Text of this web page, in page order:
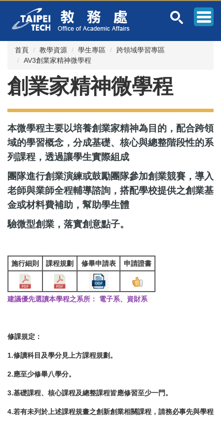
首頁 教學資源 學生專區
跨領域學習專區
AV3創業家精神微學程
創業家精神微學程
本微學程主要以培養創業家精神為目的，配合跨領
域的學習概念，分成基礎、核心與總整階段性的系
列課程，透過讓學生實際組成
團隊進行創業演練或鼓勵團隊參加創業競賽，導入
老師與業師全程輔導諮詢，搭配學校提供之創業基
金或材料費補助，幫助學生體
驗微型創業，落實創意點子。
施行細則 課程規劃 修畢申請表 申請證書
建議優先選讀本學程之系所： 電子系、資財系
修課規定：
1.修讀科目及學分見上方課程規劃。
2.應至少修畢八學分。
3.基礎課程、核心課程及總整課程皆應修習至少一門。
4.若有未列於上述課程規畫之創新創業相關課程，請務必事先與學程